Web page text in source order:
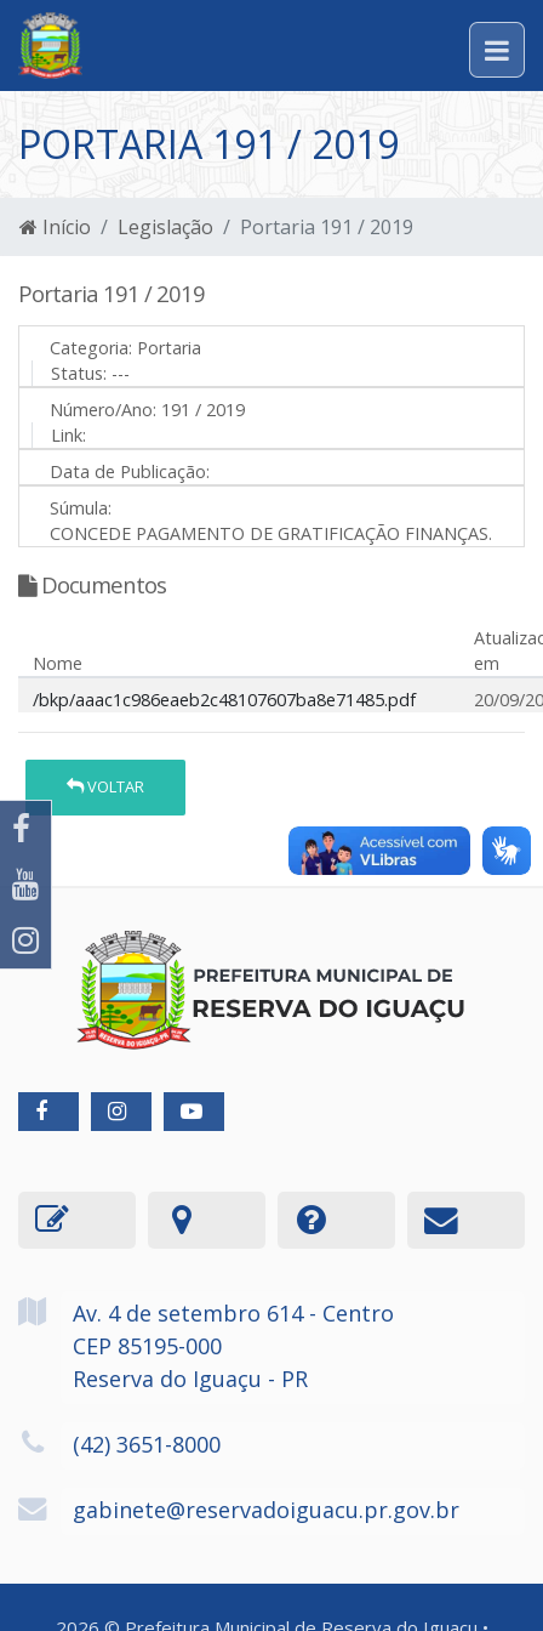
PORTARIA 191 / 2019
Início Legislação Portaria 191 / 2019
Portaria 191 / 2019
Categoria: Portaria
Status: ---
Número/Ano: 191 / 2019
Link:
Data de Publicação:
Súmula:
CONCEDE PAGAMENTO DE GRATIFICAÇÃO FINANÇAS.
Documentos
Nome
em
/bkp/aaac1c986eaeb2c48107607ba8e71485.pdf
20/09/
VOLTAR
Av. 4 de setembro 614 - Centro
CEP 85195-000
Reserva do Iguaçu - PR
(42) 3651-8000
gabinete@reservadoiguacu.pr.gov.br